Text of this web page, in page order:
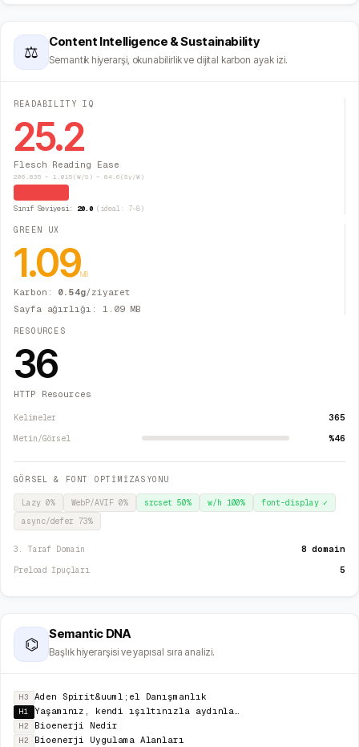
⚖
Content Intelligence & Sustainability
Semantik hiyerarşi, okunabilirlik ve dijital karbon ayak izi.
READABILITY IQ
25.2
Flesch Reading Ease
206.835 − 1.015(W/S) − 84.6(Sy/W)
Sınıf Seviyesi: 20.0(ideal: 7–8)
GREEN UX
1.09MB
Karbon: 0.54g/ziyaret
Sayfa ağırlığı: 1.09MB
RESOURCES
36
HTTP Resources
Kelimeler 365
Metin/Görsel %46
GÖRSEL & FONT OPTİMİZASYONU
Lazy 0% WebP/AVIF 0% srcset50% w/h 100% font-display✓
async/defer 73%
3. Taraf Domain 8 domain
Preload İpuçları 5
⌬
Semantic DNA
Başlık hiyerarşisi ve yapısal sıra analizi.
H3 Aden Spirit&uuml;el Danışmanlık
H1 Yaşamınız, kendi ışıltınızla aydınlansın...
H2 Bioenerji Nedir
H2 Bioenerji Uygulama Alanları